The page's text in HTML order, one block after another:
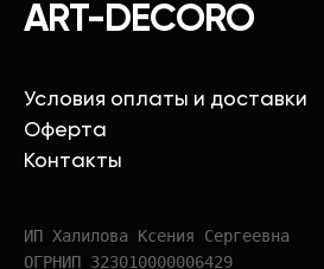
ART-DECORO
Условия оплаты и доставки
Оферта
Контакты
ИП Халилова Ксения Сергеевна
ОГРНИП 323010000006429